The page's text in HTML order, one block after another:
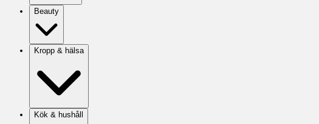
Beauty
Kropp & hälsa
Kök & hushåll